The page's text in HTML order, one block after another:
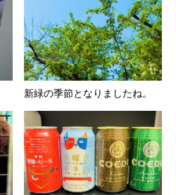
新緑の季節となりましたね。